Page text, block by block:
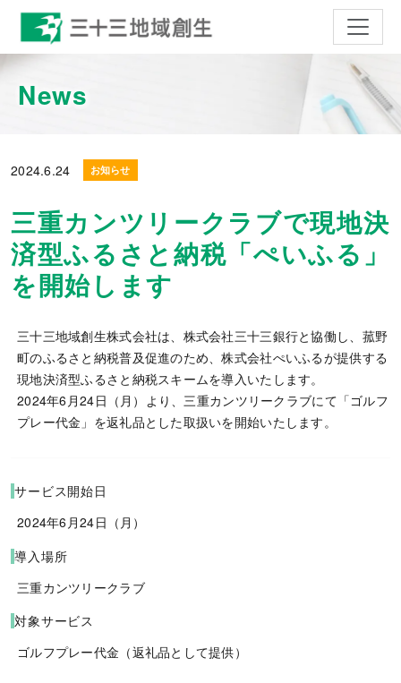
ナビ
News
2024.6.24 お知らせ
三重カンツリークラブで現地決
済型ふるさと納税「ぺいふる」
を開始します
三十三地域創生株式会社は、株式会社三十三銀行と協働し、菰野
町のふるさと納税普及促進のため、株式会社ぺいふるが提供する
現地決済型ふるさと納税スキームを導入いたします。
2024年6月24日（月）より、三重カンツリークラブにて「ゴルフ
プレー代金」を返礼品とした取扱いを開始いたします。
サービス開始日
2024年6月24日（月）
導入場所
三重カンツリークラブ
対象サービス
ゴルフプレー代金（返礼品として提供）